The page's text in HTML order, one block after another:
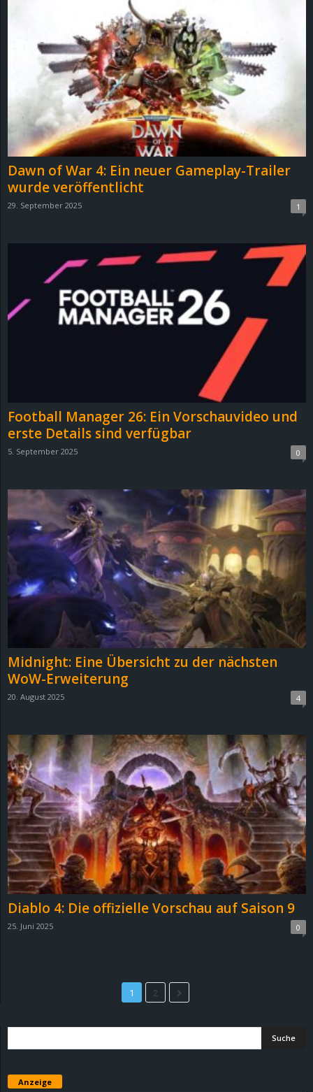
Dawn of War 4: Ein neuer Gameplay-Trailer
wurde veröffentlicht
29. September 2025 1
Football Manager 26: Ein Vorschauvideo und
erste Details sind verfügbar
5. September 2025 0
Midnight: Eine Übersicht zu der nächsten
WoW-Erweiterung
20. August 2025 4
Diablo 4: Die offizielle Vorschau auf Saison 9
25. Juni 2025 0
1 2
Anzeige